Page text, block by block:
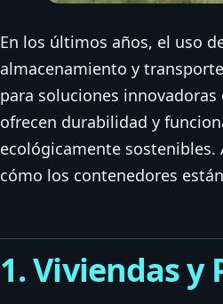
En los últimos años, el uso
almacenamiento y
para soluciones
ofrecen durabilidad y
ecológicamente
cómo los contenedores
1. Viviendas y